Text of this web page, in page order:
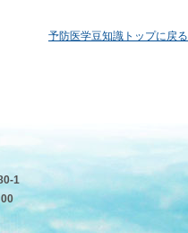
予防医学豆知識トップに戻る
1